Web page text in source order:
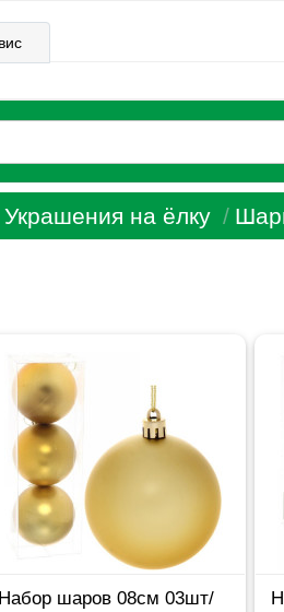
Украшения на ёлку
Набор шаров 08см 03шт/